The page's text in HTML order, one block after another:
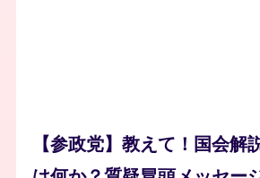
【参政党】教えて！国会解